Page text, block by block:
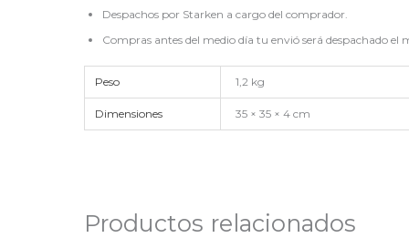
Despachos por Starken a cargo del comprador.
Compras antes del medio día tu envió será despachado el
Peso 1,2 kg
Dimensiones 35 × 35 × 4 cm
Productos relacionados